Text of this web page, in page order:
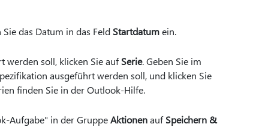
das Datum in das Feld Startdatumein.
werden soll, klicken Sie aufSerie. Geben Sie im
ausgeführt werden soll, und klicken Sie
finden Sie in der Outlook-Hilfe.
Aufgabe" in der GruppeAktionenaufSpeichern &